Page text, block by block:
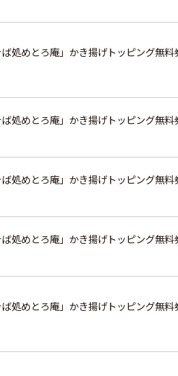
処めとろ庵」かき揚げトッピング無
処めとろ庵」かき揚げトッピング無
処めとろ庵」かき揚げトッピング無
処めとろ庵」かき揚げトッピング無
処めとろ庵」かき揚げトッピング無